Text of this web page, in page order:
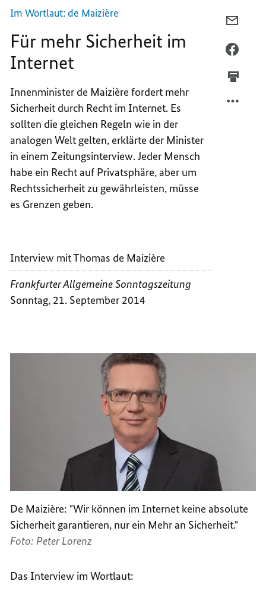
Im Wortlaut: de Maizière
Für mehr Sicherheit im
Internet
Innenminister de Maizière fordert mehr
Sicherheit durch Recht im Internet. Es
sollten die gleichen Regeln wie in der
analogen Welt gelten, erklärte der Minister
in einem Zeitungsinterview. Jeder Mensch
habe ein Recht auf Privatsphäre, aber um
Rechtssicherheit zu gewährleisten, müsse
es Grenzen geben.
Interview mit Thomas de Maizière
Frankfurter Allgemeine Sonntagszeitung
Sonntag, 21. September 2014
De Maizière: "Wir können im Internet keine absolute
Sicherheit garantieren, nur ein Mehr an Sicherheit."
Foto: Peter Lorenz
DasInterview im Wortlaut: